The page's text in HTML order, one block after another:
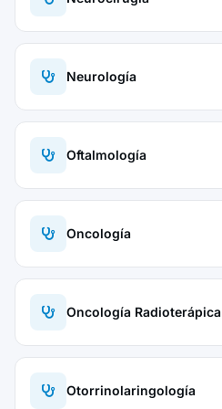
Neurología
Oftalmología
Oncología
Oncología Radioterápica
Otorrinolaringología